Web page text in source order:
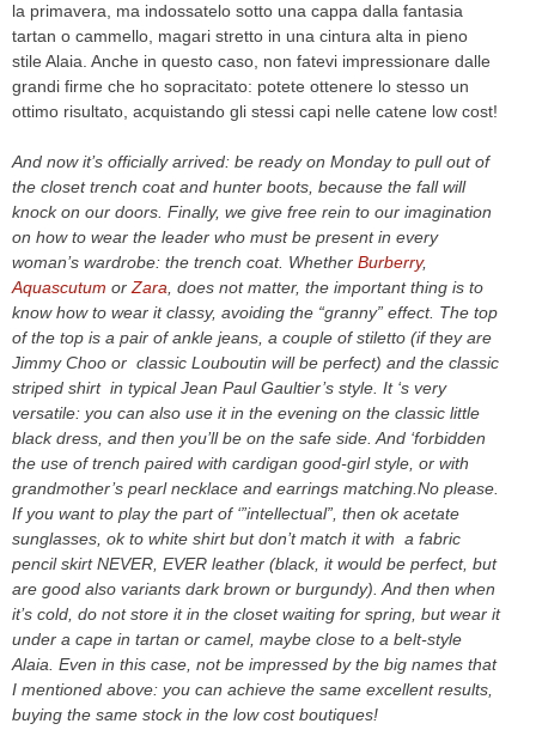
la primavera, ma indossatelo sotto una cappa dalla fantasia
tartan o cammello, magari stretto in una cintura alta in pieno
stile Alaia. Anche in questo caso, non fatevi impressionare dalle
grandi firme che ho sopracitato: potete ottenere lo stesso un
ottimo risultato, acquistando gli stessi capi nelle catene low cost!
And now it’s officially arrived: be ready on Monday to pull out of
the closet trench coat and hunter boots, because the fall will
knock on our doors. Finally, we give free rein to our imagination
on how to wear the leader who must be present in every
woman’s wardrobe: the trench coat. Whether Burberry,
Aquascutum or Zara , does not matter, the important thing is to
know how to wear it classy, avoiding the “granny” effect. The top
of the top is a pair of ankle jeans, a couple of stiletto (if they are
Jimmy Choo or classic Louboutin will be perfect) and the classic
striped shirt in typical Jean Paul Gaultier’s style. It ‘s very
versatile: you can also use it in the evening on the classic little
black dress, and then you’ll be on the safe side. And ‘forbidden
the use of trench paired with cardigan good-girl style, or with
grandmother’s pearl necklace and earrings matching.No please.
If you want to play the part of ‘”intellectual”, then ok acetate
sunglasses, ok to white shirt but don’t match it with a fabric
pencil skirt NEVER, EVER leather (black, it would be perfect, but
are good also variants dark brown or burgundy). And then when
it’s cold, do not store it in the closet waiting for spring, but wear it
under a cape in tartan or camel, maybe close to a belt-style
Alaia. Even in this case, not be impressed by the big names that
I mentioned above: you can achieve the same excellent results,
buying the same stock in the low cost boutiques!